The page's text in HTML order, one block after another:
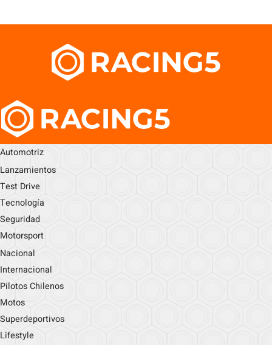
Automotriz
Lanzamientos
Test Drive
Tecnología
Seguridad
Motorsport
Nacional
Internacional
Pilotos Chilenos
Motos
Superdeportivos
Lifestyle